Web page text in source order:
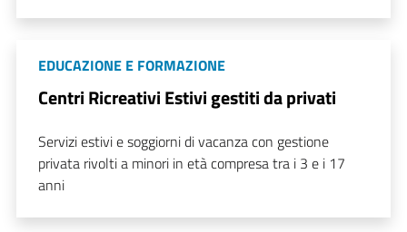
EDUCAZIONE E FORMAZIONE
Centri Ricreativi Estivi gestiti da privati
Servizi estivi e soggiorni di vacanza con gestione
privata rivolti a minori in età compresa tra i 3 e i 17
anni